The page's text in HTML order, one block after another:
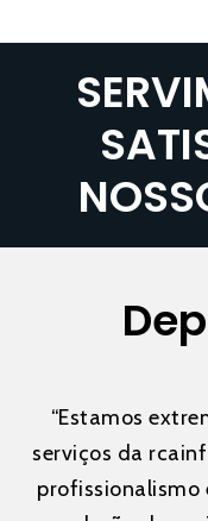
“Estamos
serviços da
profissionalismo